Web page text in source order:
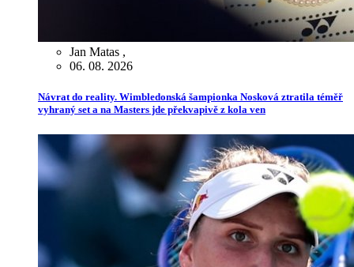
Jan Matas ,
06. 08. 2026
Návrat do reality. Wimbledonská šampionka Nosková ztratila téměř
vyhraný set a na Masters jde překvapivě z kola ven